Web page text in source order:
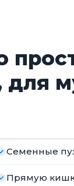
Семенные
Прямую